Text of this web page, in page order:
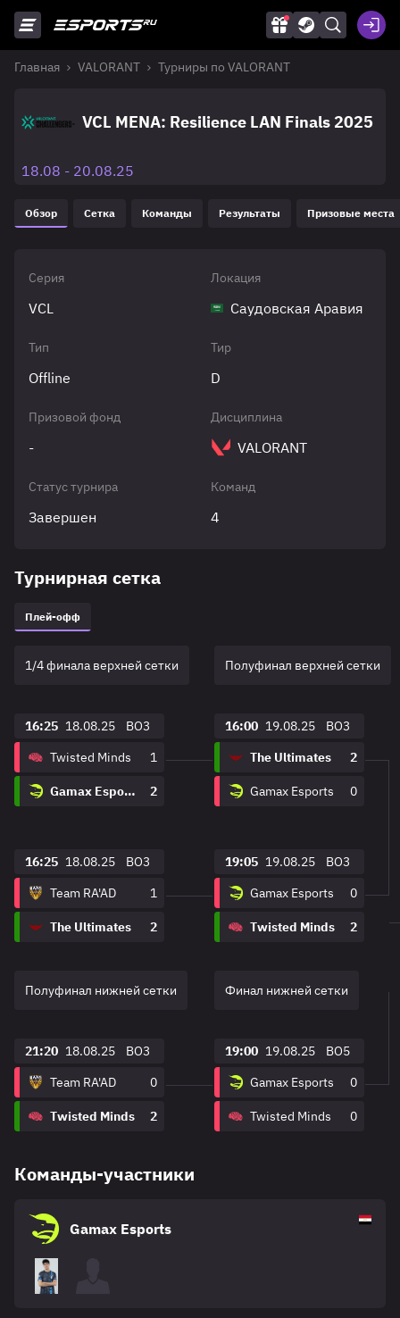
Главная VALORANT Турниры по VALORANT
VCL MENA: Resilience LAN Finals 2025
18.08 - 20.08.25
Обзор Сетка Команды Результаты Призовые места
Серия
VCL
Локация
Саудовская Аравия
Тип
Offline
Тир
D
Призовой фонд
-
Дисциплина
VALORANT
Статус турнира
Завершен
Команд
4
Турнирная сетка
Плей-офф
1/4 финала верхней сетки
16:25 18.08.25
BO3
Twisted Minds
1
Gamax Esports 2
16:25 18.08.25
BO3
Team RA'AD
1
The Ultimates 2
Полуфинал верхней сетки
16:00 19.08.25
BO3
The Ultimates
2
Gamax Esports 0
19:05 19.08.25
BO3
Gamax Esports
0
Twisted Minds 2
Полуфинал нижней сетки
21:20 18.08.25
BO3
Team RA'AD
0
Twisted Minds 2
Финал нижней сетки
19:00 19.08.25
BO5
Gamax Esports
0
Twisted Minds 0
Команды-участники
Gamax Esports